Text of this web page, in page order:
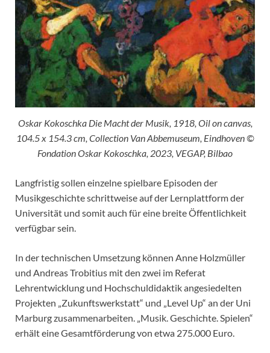
Oskar Kokoschka Die Macht der Musik, 1918, Oil on canvas,
104.5 x 154.3 cm, Collection Van Abbemuseum, Eindhoven ©
Fondation Oskar Kokoschka, 2023, VEGAP, Bilbao
Langfristig sollen einzelne spielbare Episoden der
Musikgeschichte schrittweise auf der Lernplattform der
Universität und somit auch für eine breite Öffentlichkeit
verfügbar sein.
In der technischen Umsetzung können Anne Holzmüller
und Andreas Trobitius mit den zwei im Referat
Lehrentwicklung und Hochschuldidaktik angesiedelten
Projekten „Zukunftswerkstatt“ und „Level Up“ an der Uni
Marburg zusammenarbeiten. „Musik. Geschichte. Spielen“
erhält eine Gesamtförderung von etwa 275.000 Euro.